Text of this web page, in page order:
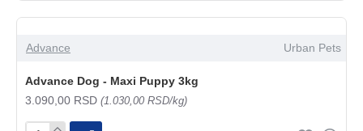
Advance Urban Pets
Advance Dog - Maxi Puppy 3kg
3.090,00 RSD (1.030,00 RSD/kg)